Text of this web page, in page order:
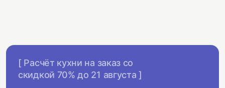
[ Расчёт кухни на заказ со
скидкой 70% до 21 августа ]